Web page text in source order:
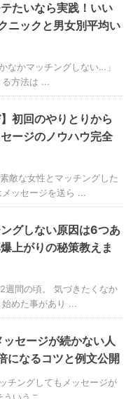
たいなら実践！いい
ニックと男女別平均い
なかマッチングしない…」
方法は ...
初回のやりとりから
ージのノウハウ完全
敵な女性とマッチングした
ッセージを送ら ...
グしない原因は6つあ
上がりの秘策教えま
週間の頃。 気づきたくなか
めた事があり ...
セージが続かない人
になるコツと例文公開
チングしてもメッセージが